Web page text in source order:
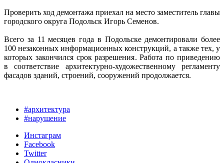
Проверить ход демонтажа приехал на место заместитель главы
городского округа Подольск Игорь Семенов.
Всего за 11 месяцев года в Подольске демонтировали более
100 незаконных информационных конструкций, а также тех, у
которых закончился срок разрешения. Работа по приведению
в соответствие архитектурно-художественному регламенту
фасадов зданий, строений, сооружений продолжается.
#архитектура
#нарушение
Инстаграм
Facebook
Twitter